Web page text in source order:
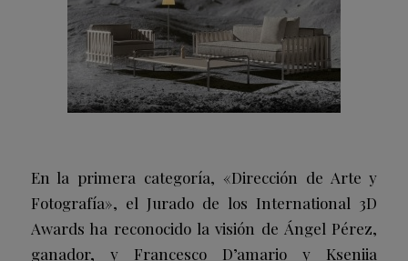
En la primera categoría, «Dirección de Arte y
Fotografía», el Jurado de los International 3D
Awards ha reconocido la visión de Ángel Pérez,
ganador, y Francesco D’amario y Kseniia